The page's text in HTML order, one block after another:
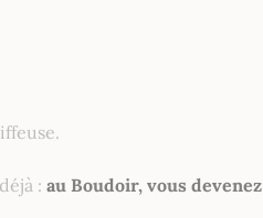
: au Boudoir, vous devenez